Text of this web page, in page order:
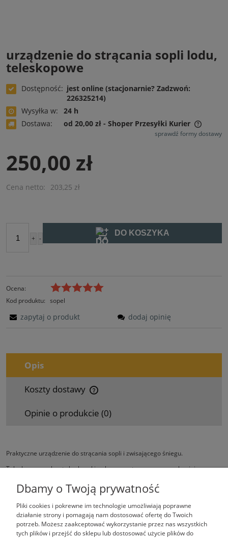
urządzenie do strącania sopli lodu,
teleskopowe
Dostępność: jest online (stacjonarnie? Zadzwoń:
226325214)
Wysyłka w:
24 h
Dostawa:
od 20,00 zł - Shoper Przesyłki Kurier
Cena nie zawiera ewentualnych kosztów płatnościsprawdź formy dostawy
250,00 zł
Cena netto: 203,25 zł
+ -
DO KOSZYKA
Ocena:
Kod produktu: sopel
zapytaj o produkt dodaj opinię
Opis
Koszty dostawy
Cena nie zawiera ewentualnych kosztów płatności
Opinie o produkcie (0)
Praktyczne urządzenie do strącania sopli i zwisającego śniegu.
Teleskopowy uchwyt skrobaczki wykonano z tworzywa oraz aluminium
Dbamy o Twoją prywatność
Pliki cookies i pokrewne im technologie umożliwiają poprawne
działanie strony i pomagają nam dostosować ofertę do Twoich
potrzeb. Możesz zaakceptować wykorzystanie przez nas wszystkich
tych plików i przejść do sklepu lub dostosować użycie plików do